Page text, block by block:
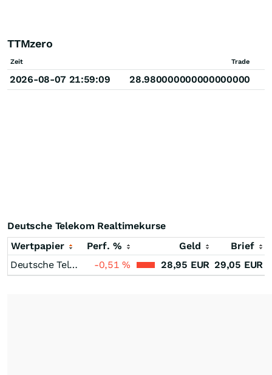
TTMzero
Zeit Trade
2026-08-07 21:59:09 28.980000000000000000
Deutsche Telekom Realtimekurse
Wertpapier
Perf. % Geld
Brief
Deutsche Telekom
-0,51% 28,95 EUR 29,05 EUR